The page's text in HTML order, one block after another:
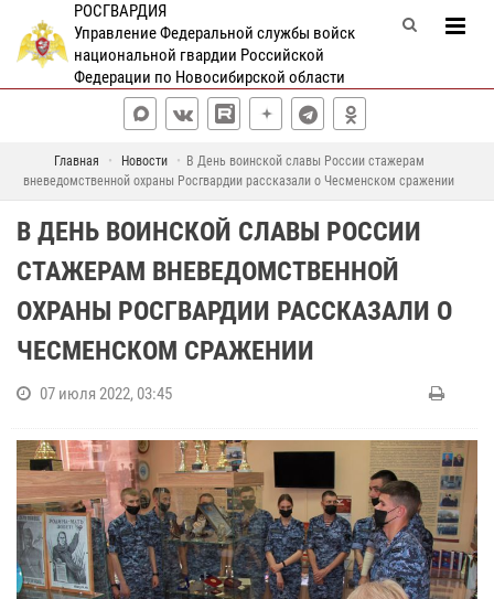
РОСГВАРДИЯ
Управление Федеральной службы войск
национальной гвардии Российской
Федерации по Новосибирской области
Главная Новости
В День воинской славы России стажерам
вневедомственной охраны Росгвардии рассказали о Чесменском сражении
В ДЕНЬ ВОИНСКОЙ СЛАВЫ РОССИИ
СТАЖЕРАМ ВНЕВЕДОМСТВЕННОЙ
ОХРАНЫ РОСГВАРДИИ РАССКАЗАЛИ О
ЧЕСМЕНСКОМ СРАЖЕНИИ
07 июля 2022, 03:45